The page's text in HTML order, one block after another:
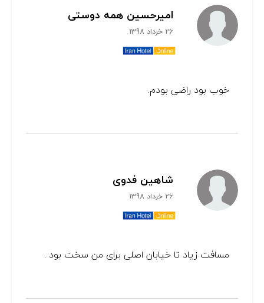
امیرحسین همه دوستی
26 خرداد 1398
خوب بود راضی بودم.
شاهین فدوی
26 خرداد 1398
مسافت زیاد تا خیابان اصلی برای من سخت بود .